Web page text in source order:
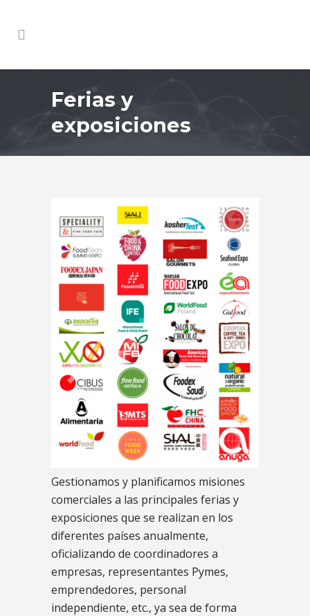
Ferias y
exposiciones
Gestionamos y planificamos misiones
comerciales a las principales ferias y
exposiciones que se realizan en los
diferentes países anualmente,
oficializando de coordinadores a
empresas, representantes Pymes,
emprendedores, personal
independiente, etc., ya sea de forma